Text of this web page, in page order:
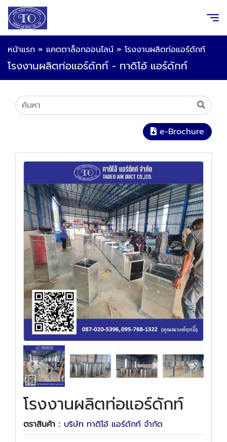
หน้าแรก » แคตตาล็อกออนไลน์ » โรงงานผลิตท่อแอร์ดักท์
โรงงานผลิตท่อแอร์ดักท์ - ทาดิโอ้ แอร์ดักท์
e-Brochure
โรงงานผลิตท่อแอร์ดักท์
ตราสินค้า : บริษัท ทาดิโอ้ แอร์ดักท์ จำกัด